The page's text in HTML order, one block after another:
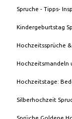
Spruche - Tipps-
Kindergeburtstag
Hochzeitssprüche
Hochzeitsmandeln
Hochzeitstage:
Silberhochzeit